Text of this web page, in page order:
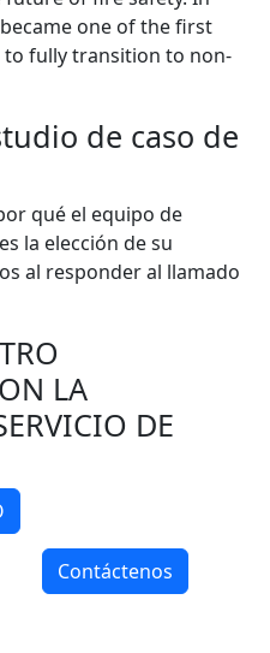
one of the first
fully transition to non-
de caso de
qué el equipo de
la elección de su
al responder al llamado
LA
DE
Contáctenos